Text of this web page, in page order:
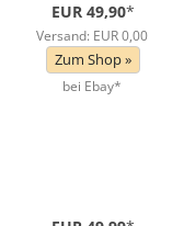
EUR 49,90*
Versand: EUR 0,00
Zum Shop »
bei Ebay*